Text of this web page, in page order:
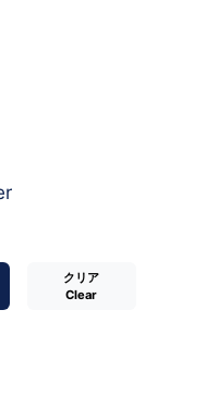
クリア
Clear